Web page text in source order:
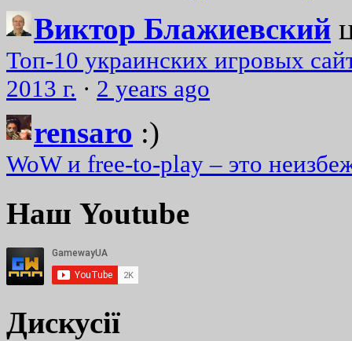
Виктор Блажиевский
Топ-10 украинских игровых
2013 г. · 2 years ago
rensaro :)
WoW и free-to-play – это
Наш Youtube
Дискусії